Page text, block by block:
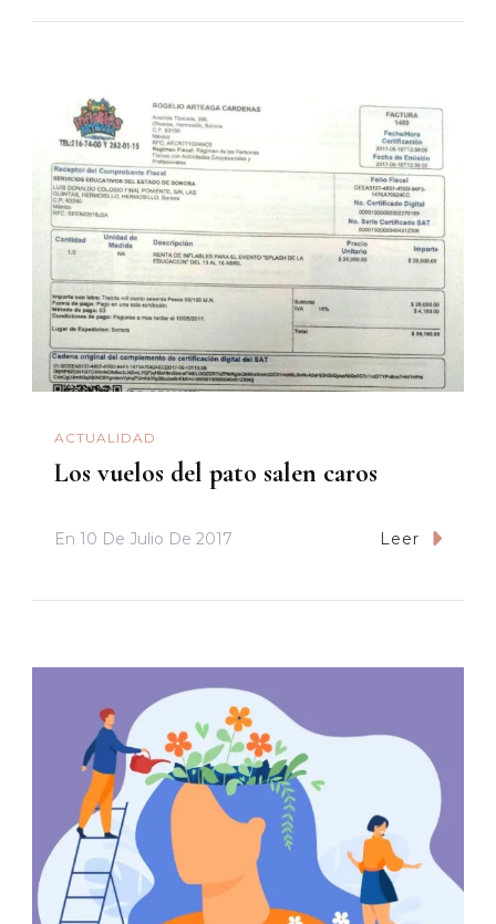
ACTUALIDAD
Los vuelos del pato salen caros
En 10 De Julio De 2017 Leer